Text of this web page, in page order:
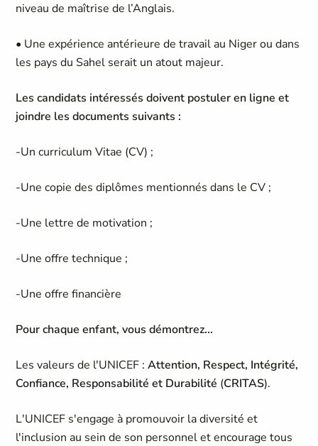
niveau de maîtrise de l’Anglais.
• Une expérience antérieure de travail au Niger ou dans
les pays du Sahel serait un atout majeur.
Les candidats intéressés doivent postuler en ligne et
joindre les documents suivants :
-Un curriculum Vitae (CV) ;
-Une copie des diplômes mentionnés dans le CV ;
-Une lettre de motivation ;
-Une offre technique ;
-Une offre financière
Pour chaque enfant, vous démontrez...
Les valeurs de l'UNICEF :Attention, Respect, Intégrité,
Confiance, Responsabilité et Durabilité (CRITAS).
L'UNICEF s'engage à promouvoir la diversité et
l'inclusion au sein de son personnel et encourage tous